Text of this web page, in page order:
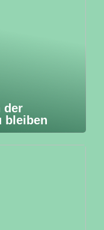
der
bleiben